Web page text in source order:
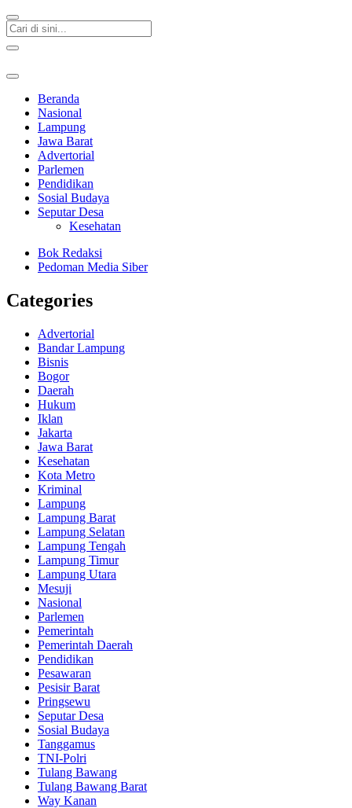
Beranda
Nasional
Lampung
Jawa Barat
Advertorial
Parlemen
Pendidikan
Sosial Budaya
Seputar Desa
Kesehatan
Bok Redaksi
Pedoman Media Siber
Categories
Advertorial
Bandar Lampung
Bisnis
Bogor
Daerah
Hukum
Iklan
Jakarta
Jawa Barat
Kesehatan
Kota Metro
Kriminal
Lampung
Lampung Barat
Lampung Selatan
Lampung Tengah
Lampung Timur
Lampung Utara
Mesuji
Nasional
Parlemen
Pemerintah
Pemerintah Daerah
Pendidikan
Pesawaran
Pesisir Barat
Pringsewu
Seputar Desa
Sosial Budaya
Tanggamus
TNI-Polri
Tulang Bawang
Tulang Bawang Barat
Way Kanan